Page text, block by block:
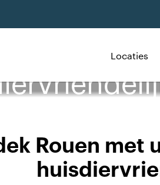
Locaties
Rouen met